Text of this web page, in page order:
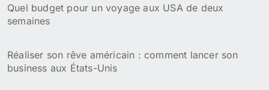
Quel budget pour un voyage aux USA de deux
semaines
Réaliser son rêve américain : comment lancer son
business aux États-Unis